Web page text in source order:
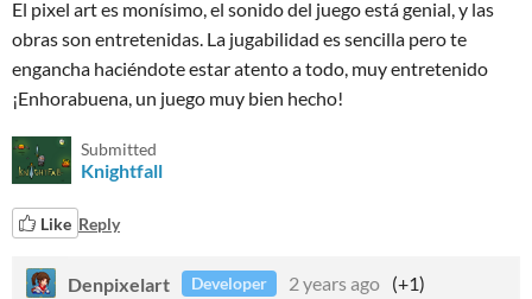
El pixel art es monísimo, el sonido del juego está genial, y las
obras son entretenidas. La jugabilidad es sencilla pero te
engancha haciéndote estar atento a todo, muy entretenido
¡Enhorabuena, un juego muy bien hecho!
Submitted
Knightfall
Like Reply
Denpixelart Developer 2 years ago (+1)